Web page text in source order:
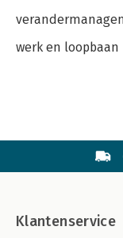
werk en loopbaan
Klantenservice